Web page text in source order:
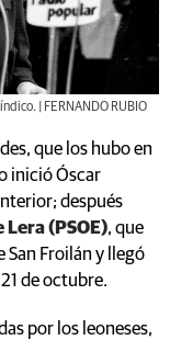
| FERNANDO RUBIO
que los hubo en
inició Óscar
después
(PSOE), que
San Froilán y llegó
de octubre.
por los leoneses,